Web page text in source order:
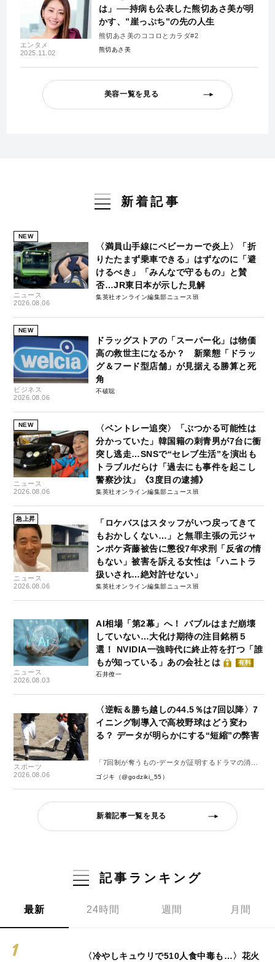
エンタメ
2025.11.02
は」──持病も公表した熊切あさ美が明
かす、”崖っぷち”の先の人生
熊切あさ美のココロとカラダ#2
熊切あさ美
美容一覧を見る
新着記事
NEW
ニュース
2026.08.06
〈満員山手線にベビーカーで炎上〉「折
りたたまず乗車できる」はずなのに「避
けるべき」「みんなで守るもの」と賛
否…JR東日本が示した見解
集英社オンライン編集部ニュース班
NEW
ビジネス
2026.08.06
ドラッグストアの「スーパー化」は物価
高の救世主になるか？ 新業態「ドラッ
グ＆フード型店舗」が見据える勝算と死
角
不破聡
NEW
ニュース
2026.08.06
〈ベントレー追突〉「ぶつかる可能性は
分かっていた」韓国籍の刺青男が7台に衝
突し逃走…SNSで“セレブ生活”を演出も
トラブルだらけ「過去にも事件を起こし
警察沙汰」《3度目の逮捕》
集英社オンライン編集部ニュース班
急上昇
ニュース
2026.08.06
「ロケバスはスタッフがいつ戻ってきて
もおかしくない…」と無罪主張の元ジャ
ンポケ斉藤被告に懲役7年求刑「反省の情
もない」被害を訴える女性は「ハニトラ
扱いされ…絶対許せない」
集英社オンライン編集部ニュース班
ニュース
2026.08.03
AI相場「第2幕」へ！ バブルはまだ崩壊
していない…大化け期待の注目銘柄５
選！ NVIDIA一強時代に終止符を打つ「誰
もが知っている」あの会社とは
有料
石井僚一
スポーツ
2026.08.06
〈逆転＆勝ち越しの44.5％は7回以降〉7
イニング制導入で高校野球はどう変わ
る？ データが明らかにする“短縮”の弊害
「7回制が奪うもの-データが証明するドラマの消
失-」
ゴジキ（@godziki_55）
新着記事一覧を見る
記事ランキング
最新 24時間 週間 月間
〈冷やしキュウリで510人食中毒も…〉花火